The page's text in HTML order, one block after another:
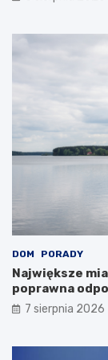
DOM PORADY
Największe
poprawna
7 sierpnia 2026